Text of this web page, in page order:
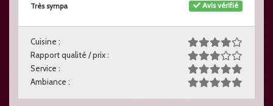
Avis vérifié
Très sympa
Cuisine :
Rapport qualité / prix :
Service :
Ambiance :